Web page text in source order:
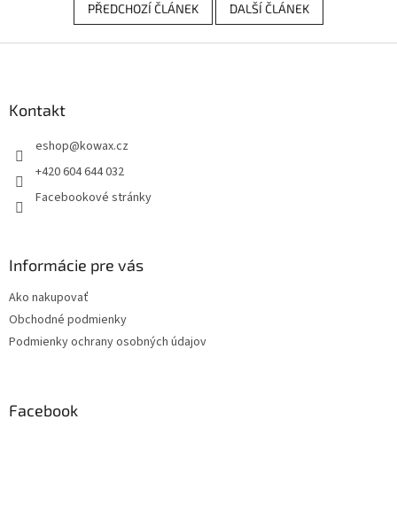
PŘEDCHOZÍ ČLÁNEK DALŠÍ ČLÁNEK
Kontakt
eshop@kowax.cz
+420 604 644 032
Facebookové stránky
Informácie pre vás
Ako nakupovať
Obchodné podmienky
Podmienky ochrany osobných údajov
Facebook